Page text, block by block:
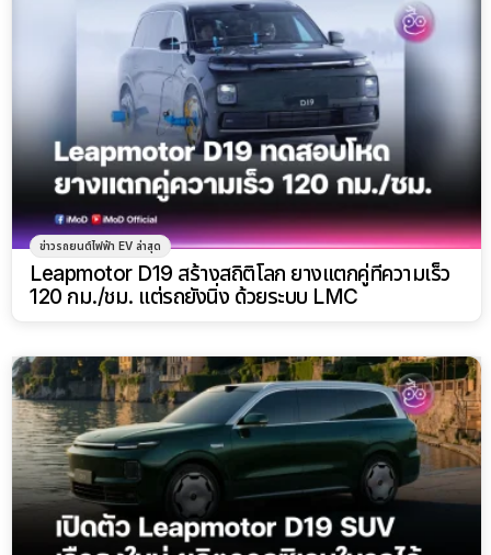
ข่าวรถยนต์ไฟฟ้า EV ล่าสุด
Leapmotor D19 สร้างสถิติโลก ยางแตกคู่ที่ความเร็ว
120 กม./ชม. แต่รถยังนิ่ง ด้วยระบบ LMC